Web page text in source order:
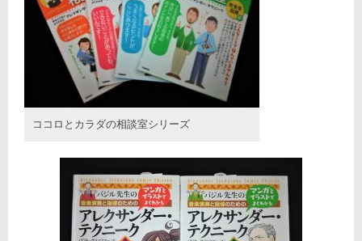
ココロとカラダの相談室シリーズ